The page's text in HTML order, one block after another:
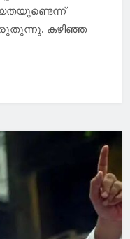
കഴിഞ്ഞ